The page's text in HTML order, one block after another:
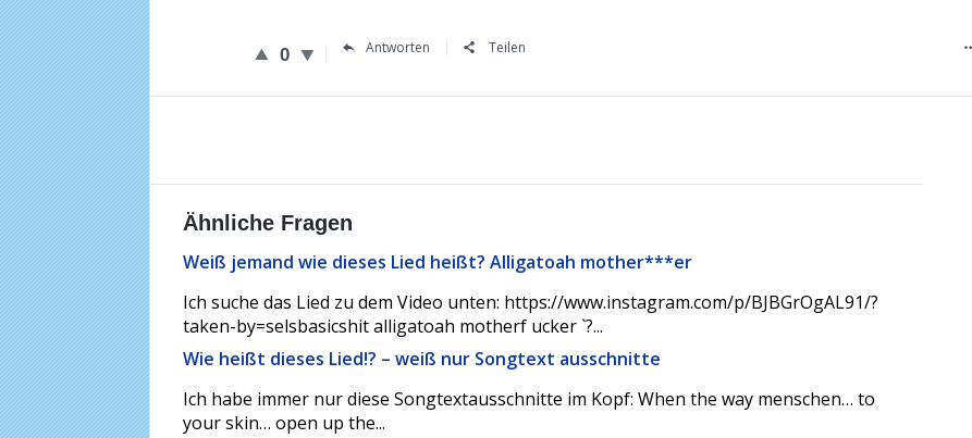
0 Antworten Teilen
Ähnliche Fragen
Weiß jemand wie dieses Lied heißt? Alligatoah mother***er
Ich suche das Lied zu dem Video unten: https://www.instagram.com/p/BJBGrOgAL91/?
taken-by=selsbasicshit alligatoah motherf ucker `?...
Wie heißt dieses Lied!? – weiß nur Songtext ausschnitte
Ich habe immer nur diese Songtextausschnitte im Kopf: When the way menschen… to
your skin… open up the...